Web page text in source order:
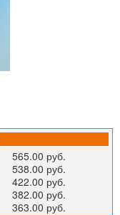
565.00 руб.
538.00 руб.
422.00 руб.
382.00 руб.
363.00 руб.